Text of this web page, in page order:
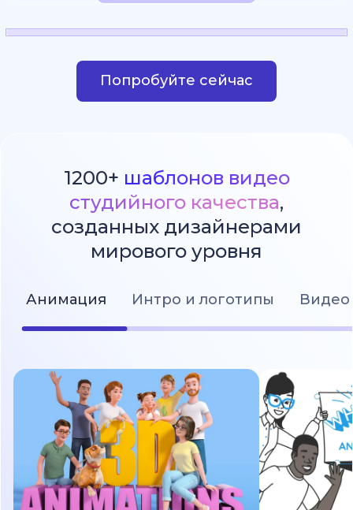
Попробуйте сейчас
1200+ шаблонов видео
студийного качества,
созданных дизайнерами
мирового уровня
Анимация Интро и логотипы Видео